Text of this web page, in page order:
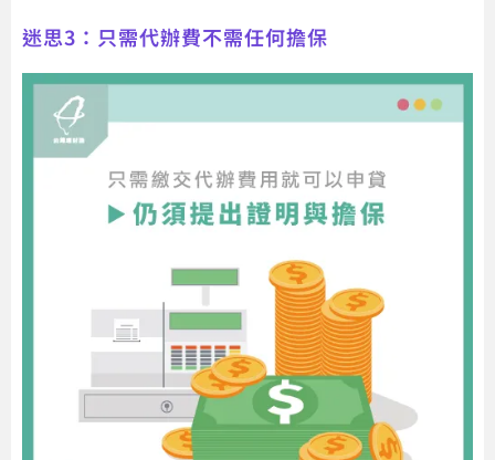
迷思3：只需代辦費不需任何擔保